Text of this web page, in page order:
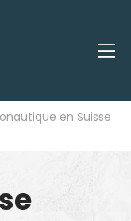
en Suisse